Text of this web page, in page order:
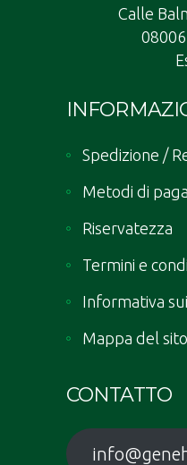
Calle
Spedizione /
Metodi di
Riservatezza
Termini e
Informativa
Mappa del sito
CONTATTO